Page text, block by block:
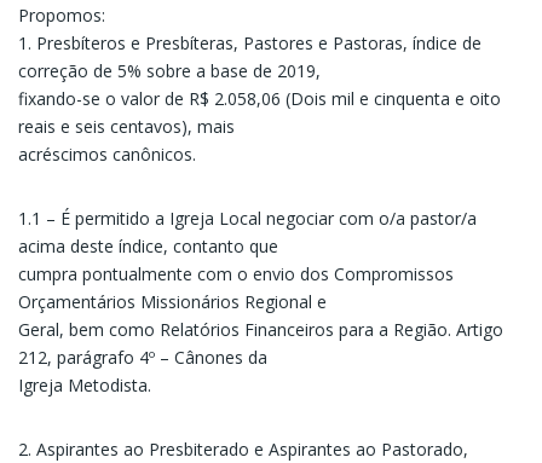
Propomos:
1. Presbíteros e Presbíteras, Pastores e Pastoras, índice de
correção de 5% sobre a base de 2019,
fixando-se o valor de R$ 2.058,06 (Dois mil e cinquenta e oito
reais e seis centavos), mais
acréscimos canônicos.
1.1 – É permitido a Igreja Local negociar com o/a pastor/a
acima deste índice, contanto que
cumpra pontualmente com o envio dos Compromissos
Orçamentários Missionários Regional e
Geral, bem como Relatórios Financeiros para a Região. Artigo
212, parágrafo 4º – Cânones da
Igreja Metodista.
2. Aspirantes ao Presbiterado e Aspirantes ao Pastorado,